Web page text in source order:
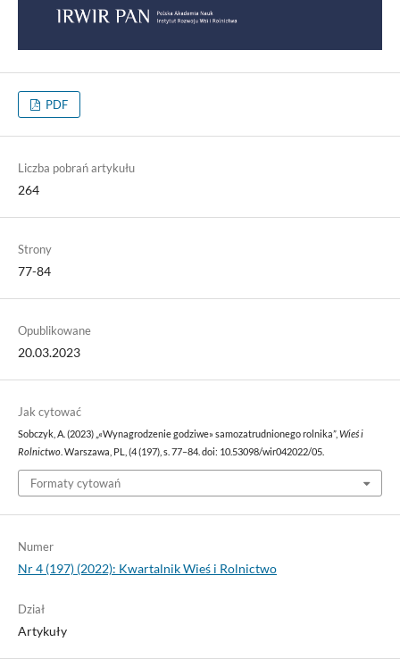
PDF
Liczba pobrań artykułu
264
Strony
77-84
Opublikowane
20.03.2023
Jak cytować
Sobczyk, A. (2023) „«Wynagrodzenie godziwe» samozatrudnionego rolnika”, Wieś i
Rolnictwo. Warszawa, PL, (4 (197), s. 77–84. doi: 10.53098/wir042022/05.
Formaty cytowań
Numer
Nr 4 (197) (2022): Kwartalnik Wieś i Rolnictwo
Dział
Artykuły